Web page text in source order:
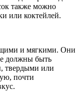
также можно
или коктейлей.
и мягкими. Они
должны быть
твердыми или
почти